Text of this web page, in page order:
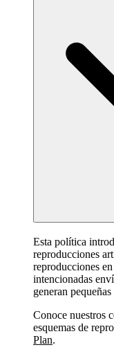
Esta política
reproducciones
reproducciones
intencionadas
generan
Conoce nuestros
esquemas de
Plan.